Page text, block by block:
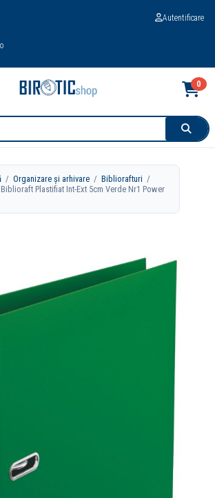
Autentificare
0
/Organizare și arhivare /Bibliorafturi /
Plastifiat Int-Ext 5cm Verde Nr1 Power